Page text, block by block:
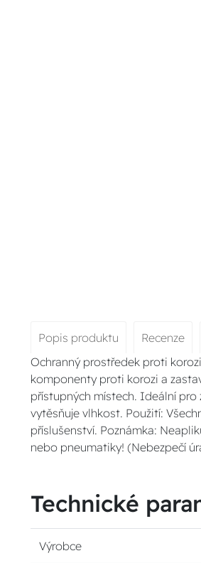
Popis produktu
Recenze
Ochranný prostředek proti
komponenty proti korozi a
přístupných místech. Ideální pro
vytěsňuje vlhkost. Použití:
příslušenství. Poznámka:
nebo pneumatiky! (Nebezpečí
Technické
Výrobce